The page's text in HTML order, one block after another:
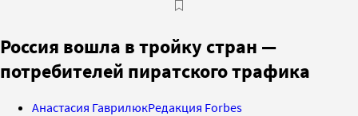
Россия вошла в тройку стран —
потребителей пиратского трафика
Анастасия ГаврилюкРедакция Forbes